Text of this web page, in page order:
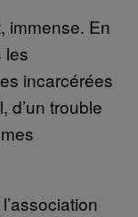
immense. En
les
incarcérées
d’un trouble